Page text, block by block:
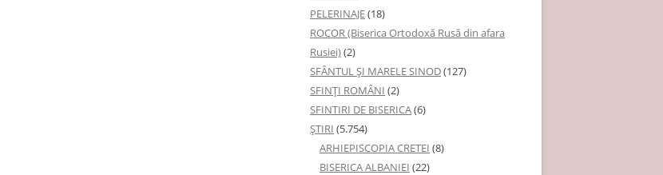
PELERINAJE(18)
ROCOR (Biserica Ortodoxă Rusă din afara
Rusiei)(2)
SFÂNTUL ȘI MARELE SINOD(127)
SFINȚI ROMÂNI (2)
SFINTIRI DE BISERICA(6)
ŞTIRI (5.754)
ARHIEPISCOPIA CRETEI (8)
BISERICA ALBANIEI (22)